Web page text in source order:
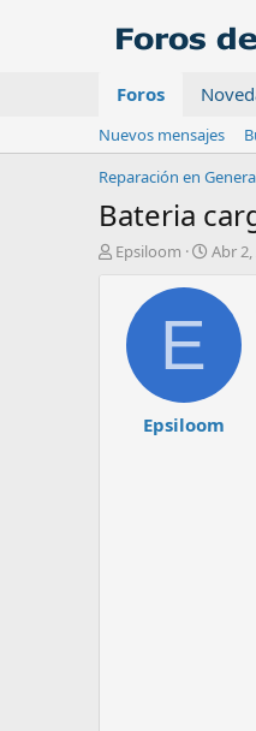
Foros
Nuevos mensajes
Reparación en
Bateria
A
Epsiloom
F
c
i
n
Abr 2,
E
Epsiloom